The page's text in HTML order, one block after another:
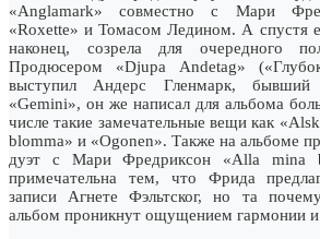
«Anglamark» совместно с Мари
«Roxette» и Томасом Ледином. А спустя
наконец, созрела для очередного
Продюсером «Djupa Andetag»
выступил Андерс Гленмарк, бывший
«Gemini», он же написал для альбома
числе такие замечательные вещи как
blomma» и «Ogonen». Также на альбоме
дуэт с Мари Фредриксон «Alla mina
примечательна тем, что Фрида
записи Агнете Фэльтског, но та
альбом проникнут ощущением гармонии и